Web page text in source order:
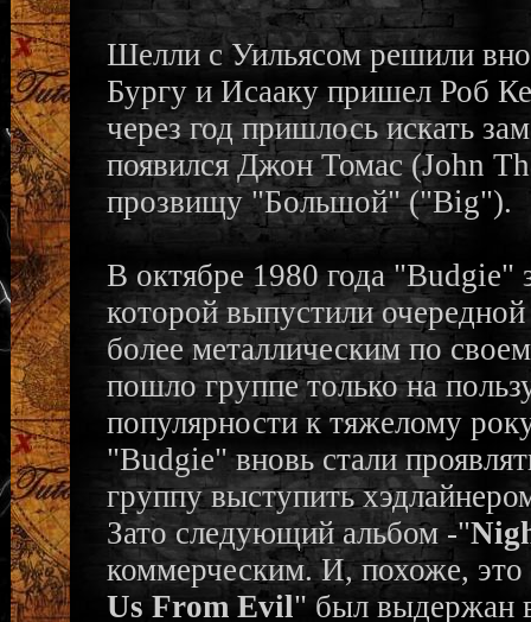
Шелли с Уильясом решили
Бургу и Исааку пришел Роб
через год пришлось искать
появился Джон Томас (John
прозвищу "Большой" ("Big").
В октябре 1980 года
которой выпустили
более металлическим по
пошло группе только на
популярности к тяжелому
"Budgie" вновь стали
группу выступить
Зато следующий альбом -"
коммерческим. И, похоже,
Us From Evil" был выдержан